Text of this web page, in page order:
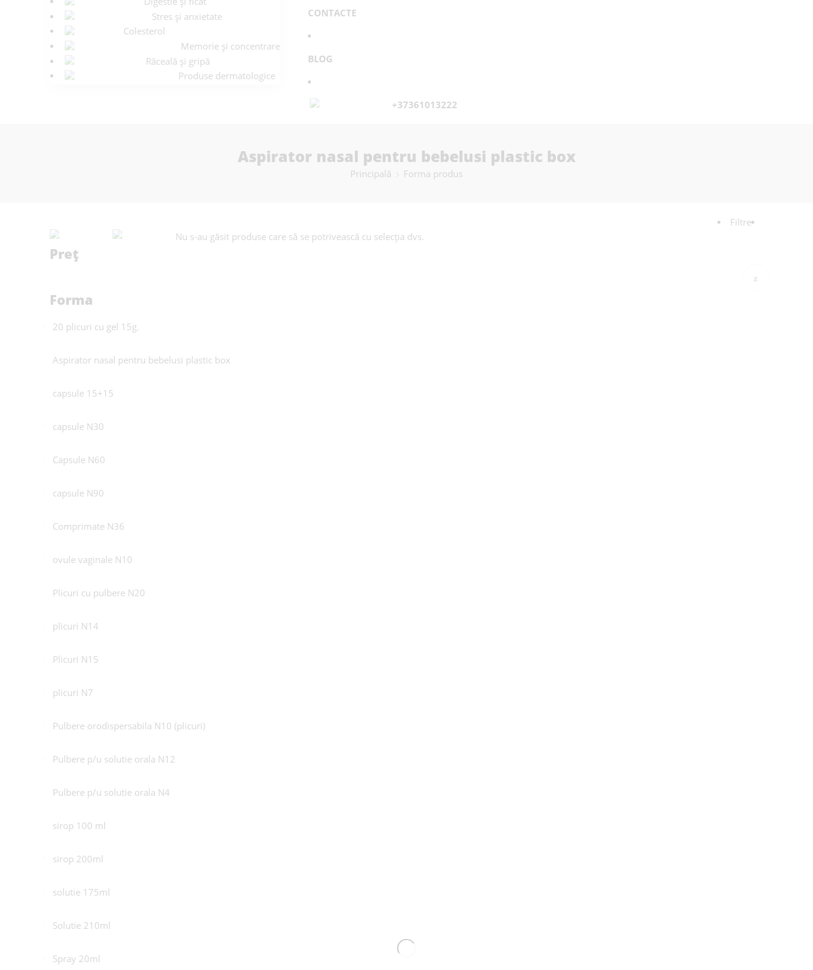
Stres și anxietate
Colesterol
Memorie și concentrare
Răceală și gripă
Produse dermatologice
CONTACTE
BLOG
+37361013222
Aspirator nasal pentru bebelusi plastic box
Principală Forma produs
Filtre
Nu s-au găsit produse care să se potrivească cu selecția dvs.
Preț
Forma
20 plicuri cu gel 15g.
Aspirator nasal pentru bebelusi plastic box
capsule 15+15
capsule N30
Capsule N60
capsule N90
Comprimate N36
ovule vaginale N10
Plicuri cu pulbere N20
plicuri N14
Plicuri N15
plicuri N7
Pulbere orodispersabila N10 (plicuri)
Pulbere p/u solutie orala N12
Pulbere p/u solutie orala N4
sirop 100 ml
sirop 200ml
solutie 175ml
Solutie 210ml
Spray 20ml